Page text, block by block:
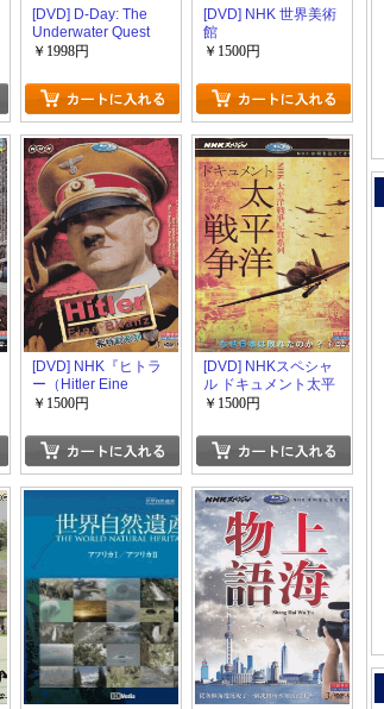
[DVD] D-Day: The
Underwater Quest
￥1998円
[DVD] NHK 世界美術
館
￥1500円
[DVD] NHK『ヒトラ
ー（Hitler Eine
Bilanz）』
￥1500円
[DVD] NHKスペシャ
ル ドキュメント太平
洋戦争
￥1500円